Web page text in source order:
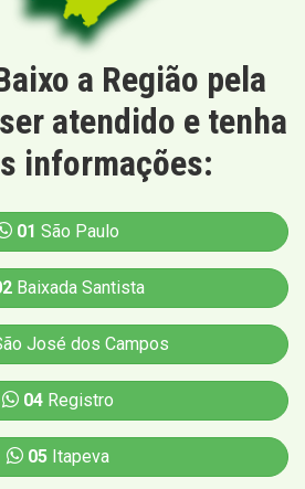
a Região pela
atendido e tenha
informações:
01 São Paulo
Baixada Santista
José dos Campos
04Registro
05Itapeva